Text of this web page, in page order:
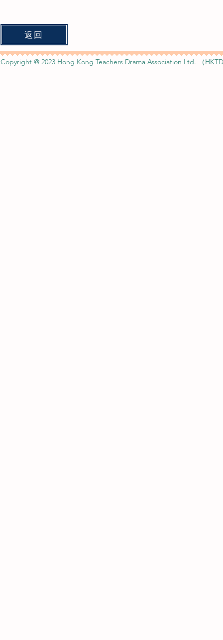
返回
Copyright @ 2023 Hong Kong Teachers Drama Association Ltd. （